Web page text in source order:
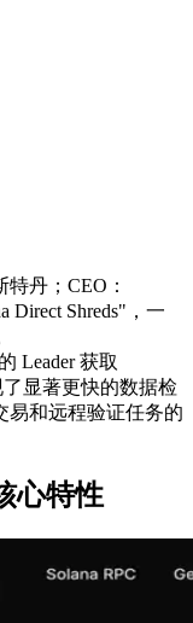
丹；CEO：
Direct Shreds"，一
Leader 获取
了显著更快的数据检
易和远程验证任务的
心特性